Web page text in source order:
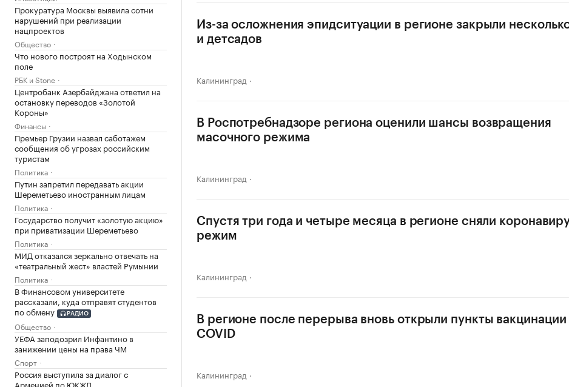
Прокуратура Москвы выявила сотни
нарушений при реализации
нацпроектов
Общество
Что нового построят на Ходынском
поле
РБК и Stone
Центробанк Азербайджана ответил на
остановку переводов «Золотой
Короны»
Финансы
Премьер Грузии назвал саботажем
сообщения об угрозах российским
туристам
Политика
Путин запретил передавать акции
Шереметьево иностранным лицам
Политика
Государство получит «золотую акцию»
при приватизации Шереметьево
Политика
МИД отказался зеркально отвечать на
«театральный жест» властей Румынии
Политика
В Финансовом университете
рассказали, куда отправят студентов
по обмену
РАДИО
Общество
УЕФА заподозрил Инфантино в
занижении цены на права ЧМ
Спорт
Россия выступила за диалог с
Арменией по ЮКЖД
Из-за осложнения эпидситуации в регионе закрыли
и детсадов
Калининград
В Роспотребнадзоре региона оценили шансы возвращения
масочного режима
Калининград
Спустя три года и четыре месяца в регионе сняли
режим
Калининград
В регионе после перерыва вновь открыли пункты вакцинации
COVID
Калининград